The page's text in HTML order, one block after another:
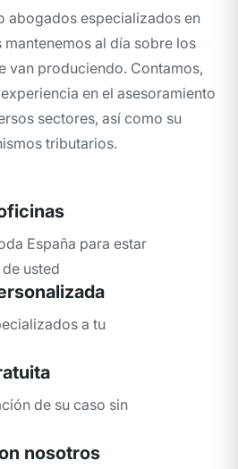
abogados especializados en
al día sobre los
van produciendo. Contamos,
en el asesoramiento
sectores, así como su
tributarios.
España para estar
usted
a tu
de su caso sin
nosotros